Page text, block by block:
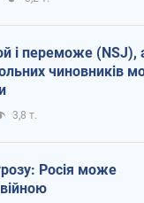
і переможе (NSJ),
чиновників
3,8 т.
Росія може